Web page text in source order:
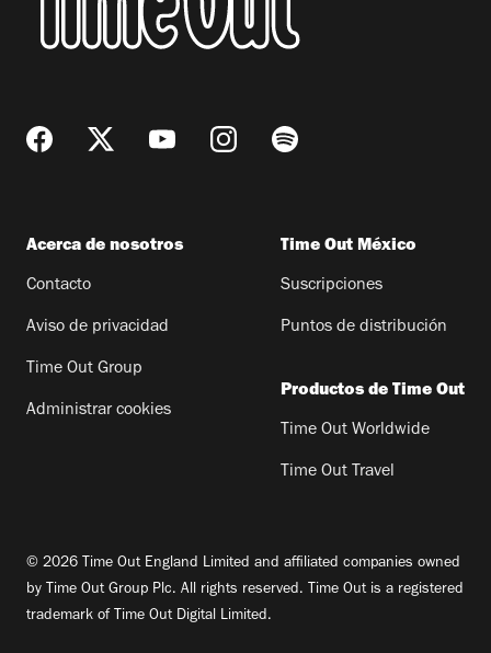
Acerca de nosotros
Contacto
Aviso de privacidad
Time Out Group
Administrar cookies
Time Out México
Suscripciones
Puntos de distribución
Productos de Time Out
Time Out Worldwide
Time Out Travel
© 2026 Time Out England Limited and affiliated companies owned
by Time Out Group Plc. All rights reserved. Time Out is a registered
trademark of Time Out Digital Limited.